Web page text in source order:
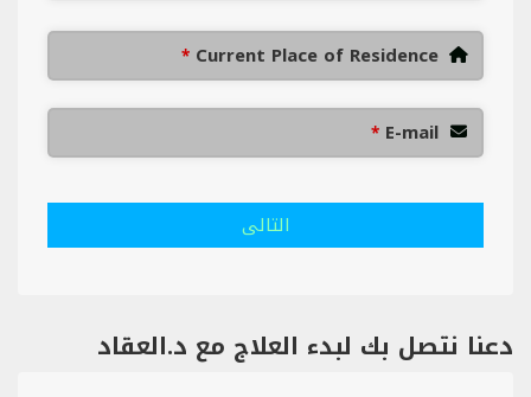
Current Place of Residence
*
E-mail
*
التالى
دعنا نتصل بك لبدء العلاج مع د.العقاد